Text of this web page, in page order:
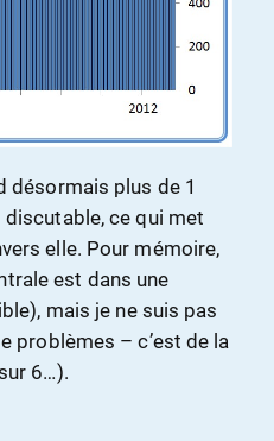
désormais plus de 1
ce qui met
elle. Pour mémoire,
est dans une
mais je ne suis pas
problèmes – c’est de la
6…).